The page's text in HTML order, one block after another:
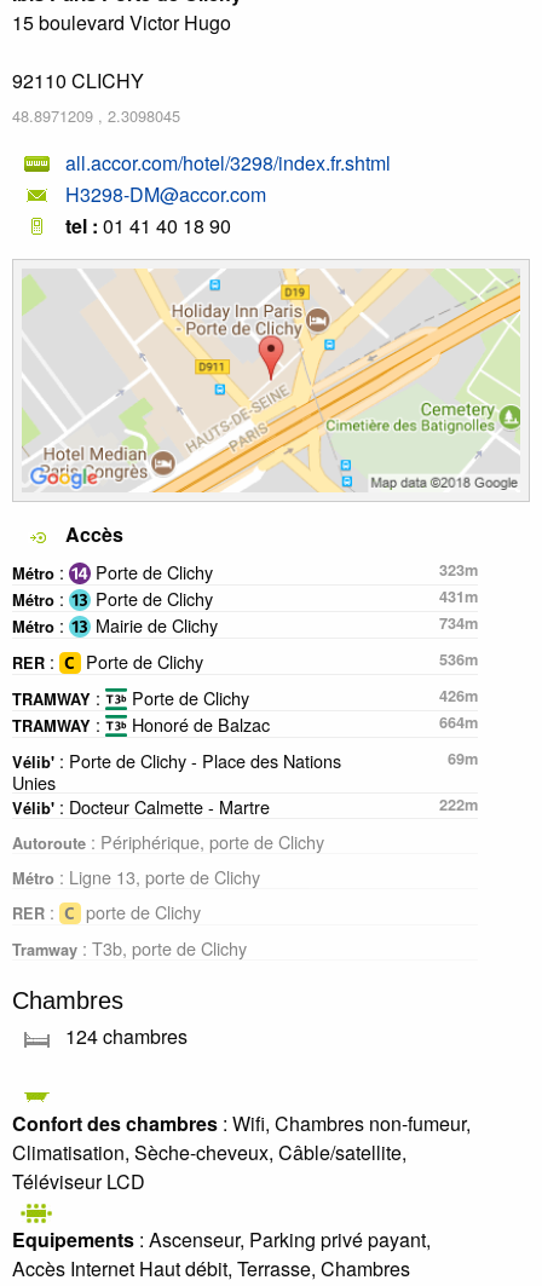
15 boulevard Victor Hugo
92110 CLICHY
48.8971209 , 2.3098045
all.accor.com/hotel/3298/index.fr.shtml
H3298-DM@accor.com
tel : 01 41 40 18 90
Accès
Métro : Porte de Clichy
323m
Métro : Porte de Clichy
431m
Métro : Mairie de Clichy
734m
RER : Porte de Clichy
536m
TRAMWAY : Porte de Clichy
426m
TRAMWAY : Honoré de Balzac
664m
Vélib' : Porte de Clichy - Place des Nations
Unies
69m
Vélib' : Docteur Calmette - Martre
222m
Autoroute : Périphérique, porte de Clichy
Métro : Ligne 13, porte de Clichy
RER : porte de Clichy
Tramway : T3b, porte de Clichy
Chambres
124 chambres
Confort des chambres : Wifi, Chambres non-fumeur,
Climatisation, Sèche-cheveux, Câble/satellite,
Téléviseur LCD
Equipements : Ascenseur, Parking privé payant,
Accès Internet Haut débit, Terrasse, Chambres